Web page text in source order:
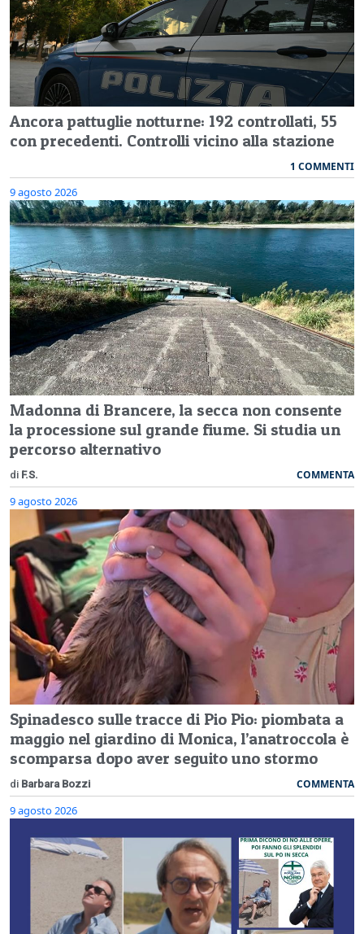
Ancora pattuglie notturne: 192 controllati, 55
con precedenti. Controlli vicino alla stazione
1 COMMENTI
9 agosto 2026
Madonna di Brancere, la secca non consente
la processione sul grande fiume. Si studia un
percorso alternativo
di F.S. COMMENTA
9 agosto 2026
Spinadesco sulle tracce di Pio Pio: piombata a
maggio nel giardino di Monica, l’anatroccola è
scomparsa dopo aver seguito uno stormo
di Barbara Bozzi COMMENTA
9 agosto 2026